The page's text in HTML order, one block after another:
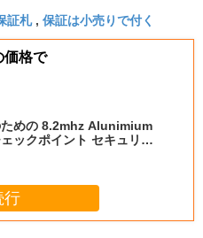
in the IPD correctly. The
smooth, and finding that
the difference. No more eye
it up properly!""The Pico 4's
once you dial in the IPD
adjustment is smooth, and
makes all the difference.
long sessions. Highly
time to set it up
証札, 保証は小売りで付く
価格で
めの 8.2mhz Alunimium
ックポイント セキュリテ
行